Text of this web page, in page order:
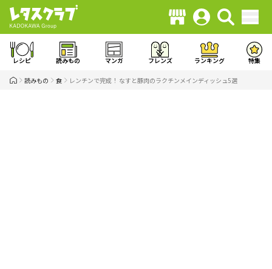
レシピ 読みもの マンガ フレンズ ランキング 特集
読みもの 食 レンチンで完成！ なすと豚肉のラクチンメインディッシュ5選